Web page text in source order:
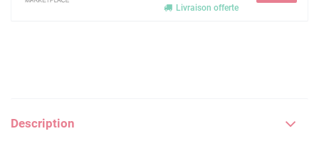
Livraison offerte
Description